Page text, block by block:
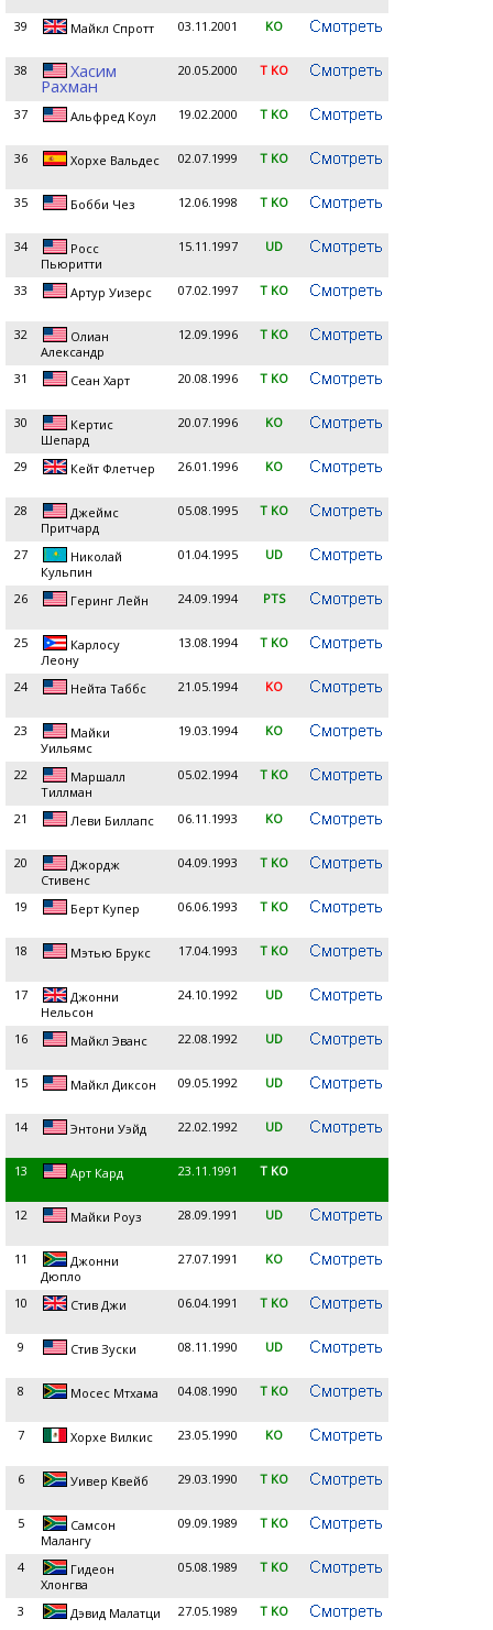
39 Майкл Спротт 03.11.2001 KO
38 Хасим
Рахман
20.05.2000 T KO
37 Альфред Коул 19.02.2000 T KO
36 Хорхе Вальдес 02.07.1999 T KO
35 Бобби Чез 12.06.1998 T KO
34
Росс
Пьюритти
15.11.1997 UD
33 Артур Уизерс 07.02.1997 T KO
32
Олиан
Александр
12.09.1996 T KO
31 Сеан Харт 20.08.1996 T KO
30
Кертис
Шепард
20.07.1996 KO
29 Кейт Флетчер 26.01.1996 KO
28
Джеймс
Притчард
05.08.1995 T KO
27
Николай
Кульпин
01.04.1995 UD
26 Геринг Лейн 24.09.1994 PTS
25
Карлосу
Леону
13.08.1994 T KO
24 Нейта Таббс 21.05.1994 KO
23
Майки
Уильямс
19.03.1994 KO
22
Маршалл
Тиллман
05.02.1994 T KO
21 Леви Биллапс 06.11.1993 KO
20
Джордж
Стивенс
04.09.1993 T KO
19 Берт Купер 06.06.1993 T KO
18 Мэтью Брукс 17.04.1993 T KO
17
Джонни
Нельсон
24.10.1992 UD
16 Майкл Эванс 22.08.1992 UD
15 Майкл Диксон 09.05.1992 UD
14 Энтони Уэйд 22.02.1992 UD
13 Арт Кард 23.11.1991 T KO
12 Майки Роуз 28.09.1991 UD
11
Джонни
Дюпло
27.07.1991 KO
10 Стив Джи 06.04.1991 T KO
9 Стив Зуски 08.11.1990 UD
8 Мосес Мтхама 04.08.1990 T KO
7 Хорхе Вилкис 23.05.1990 KO
6 Уивер Квейб 29.03.1990 T KO
5
Самсон
Малангу
09.09.1989 T KO
4
Гидеон
Хлонгва
05.08.1989 T KO
3 Дэвид Малатци 27.05.1989 T KO